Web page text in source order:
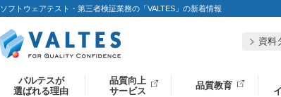
ソフトウェアテスト・第三者検証業務の「VALTES」の新着情報
資料
バルテスが
選ばれる理由
品質向上
サービス
品質教育